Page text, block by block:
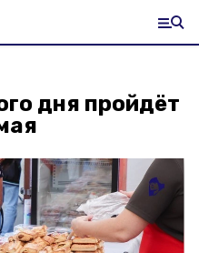
дня пройдёт